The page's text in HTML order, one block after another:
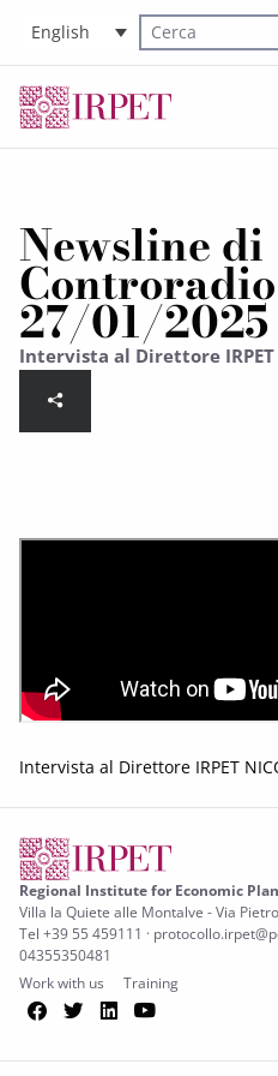
English
Cerca nel sito
Newsline di
27/01/2025
Intervista al Direttore IRPET
Intervista al Direttore IRPET
Regional Institute for Economic
Villa la Quiete alle Montalve - Via
Tel +39 55 459111 ·
04355350481
Work with us
Training
Facebook
TwitterLinkedIn